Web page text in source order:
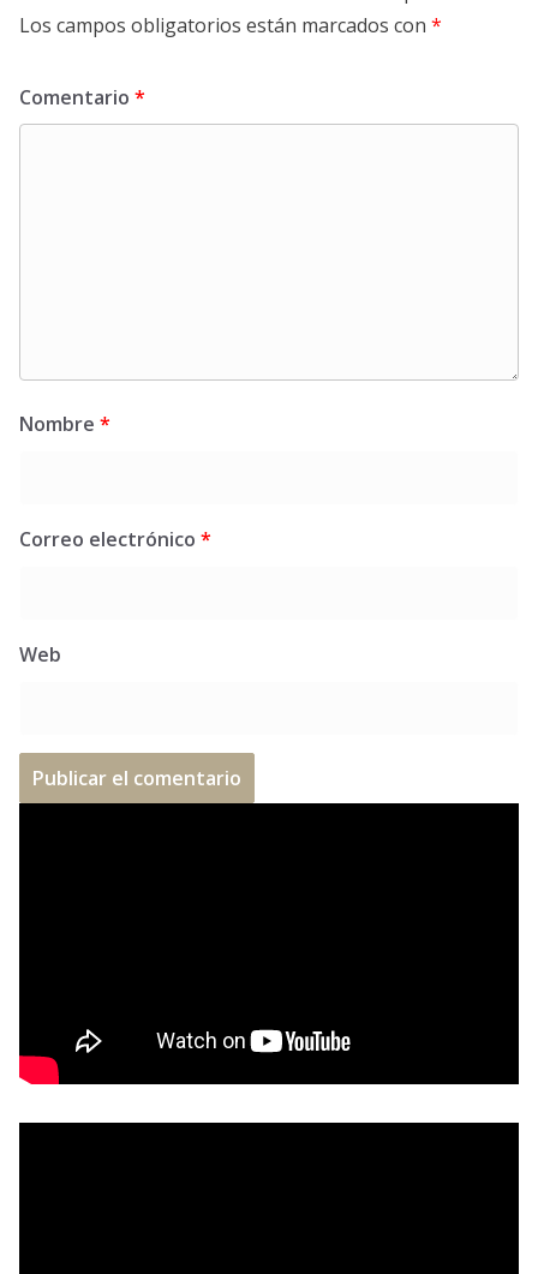
Los campos obligatorios están marcados con *
Comentario *
Nombre *
Correo electrónico *
Web